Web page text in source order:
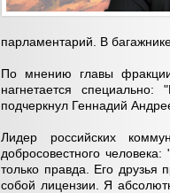
парламентарий. В
По мнению главы
нагнетается
подчеркнул Геннадий
Лидер российских
добросовестного
только правда. Его друзья
собой лицензии. Я